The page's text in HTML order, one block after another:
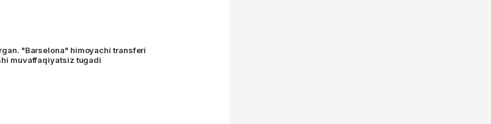
"Barselona" himoyachi transferi
muvaffaqiyatsiz tugadi